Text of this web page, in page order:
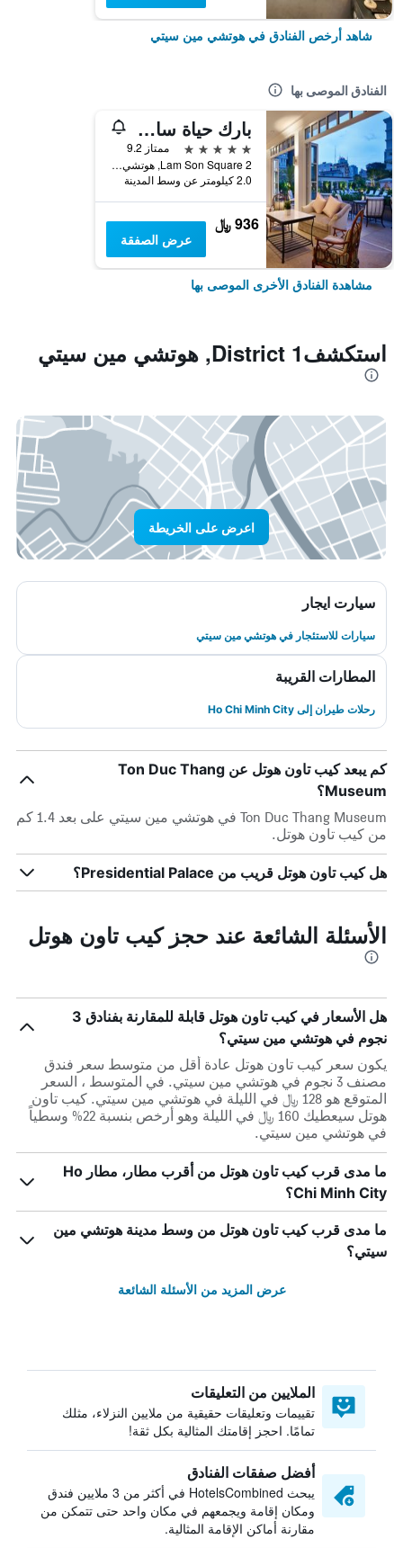
شاهد أرخص الفنادق في هوتشي مين سيتي
الفنادق الموصى بها
بارك حياة سايجون
5 نجوم
ممتاز 9.2
2 Lam Son Square, هوتشي مين سيتي, فيتنام
2.0 كيلومتر عن وسط المدينة
936 ﷼
عرض الصفقة
مشاهدة الفنادق الأخرى الموصى بها
استكشفDistrict 1, هوتشي مين سيتي
اعرض على الخريطة
سيارت ايجار
سيارات للاستئجار في هوتشي مين سيتي
المطارات القريبة
رحلات طيران إلى Ho Chi Minh City
كم يبعد كيب تاون هوتل عن Ton Duc Thang
Museum؟
Ton Duc Thang Museum في هوتشي مين سيتي على بعد 1.4 كم
من كيب تاون هوتل.
هل كيب تاون هوتل قريب من Presidential Palace؟
الأسئلة الشائعة عند حجز كيب تاون هوتل
هل الأسعار في كيب تاون هوتل قابلة للمقارنة بفنادق 3
نجوم في هوتشي مين سيتي؟
يكون سعر كيب تاون هوتل عادة أقل من متوسط ​​سعر فندق
مصنف 3 نجوم في هوتشي مين سيتي. في المتوسط ، السعر
المتوقع هو 128 ﷼ في الليلة في هوتشي مين سيتي. كيب تاون
هوتل سيعطيك 160 ﷼ في الليلة وهو أرخص بنسبة 22% وسطياً
في هوتشي مين سيتي.
ما مدى قرب كيب تاون هوتل من أقرب مطار، مطار Ho
Chi Minh City؟
ما مدى قرب كيب تاون هوتل من وسط مدينة هوتشي مين
سيتي؟
عرض المزيد من الأسئلة الشائعة
الملايين من التعليقات
تقييمات وتعليقات حقيقية من ملايين النزلاء، مثلك
تمامًا. احجز إقامتك المثالية بكل ثقة!
أفضل صفقات الفنادق
يبحث HotelsCombined في أكثر من 3 ملايين فندق
ومكان إقامة ويجمعهم في مكان واحد حتى تتمكن من
مقارنة أماكن الإقامة المثالية.